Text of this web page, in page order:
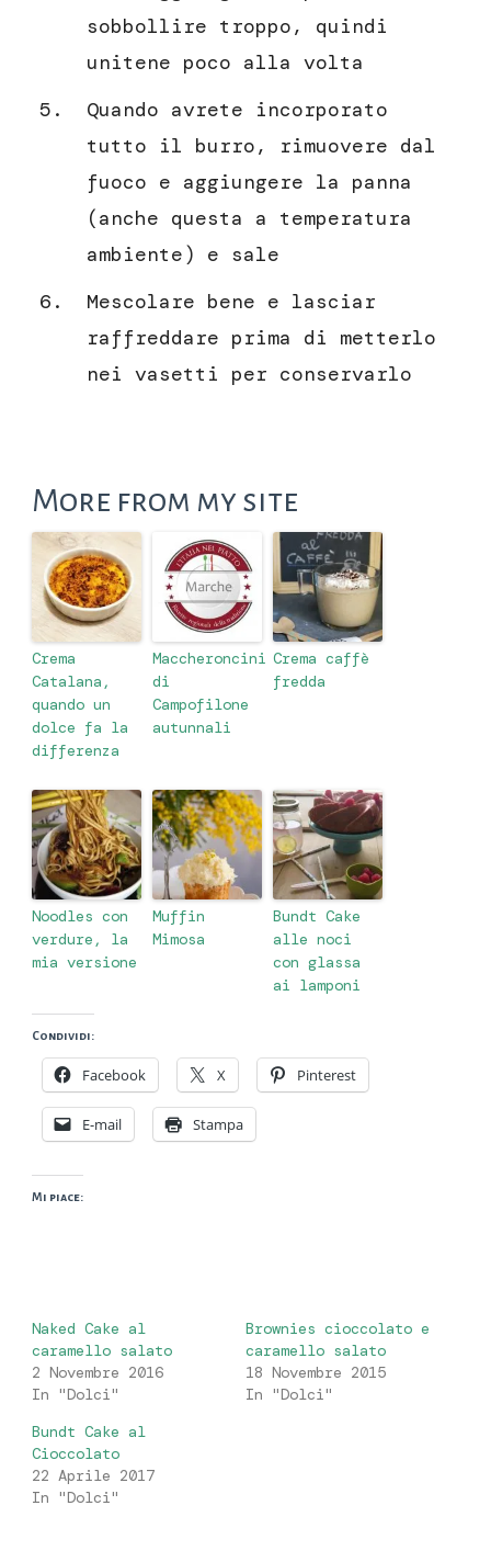
sobbollire troppo, quindi
unitene poco alla volta
Quando avrete incorporato
tutto il burro, rimuovere dal
fuoco e aggiungere la panna
(anche questa a temperatura
ambiente) e sale
Mescolare bene e lasciar
raffreddare prima di metterlo
nei vasetti per conservarlo
More from my site
Crema
Catalana,
quando un
dolce fa la
differenza
Maccheroncini
di
Campofilone
autunnali
Crema caffè
fredda
Noodles con
verdure, la
mia versione
Muffin
Mimosa
Bundt Cake
alle noci
con glassa
ai lamponi
Condividi:
Facebook X Pinterest
E-mail Stampa
Mi piace:
Naked Cake al
caramello salato
2 Novembre 2016
In "Dolci"
Brownies cioccolato e
caramello salato
18 Novembre 2015
In "Dolci"
Bundt Cake al
Cioccolato
22 Aprile 2017
In "Dolci"